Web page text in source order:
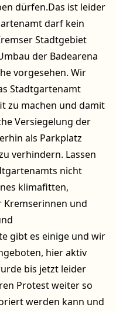
dürfen.Das ist leider
darf kein
Stadtgebiet
der Badearena
vorgesehen. Wir
Stadtgartenamt
zu machen und damit
Versiegelung der
als Parkplatz
verhindern. Lassen
nicht
klimafitten,
Kremserinnen und
gibt es einige und wir
hier aktiv
bis jetzt leider
Protest weiter so
werden kann und